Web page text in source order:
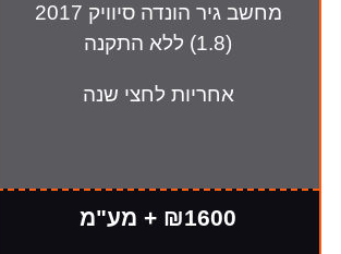
מחשב גיר הונדה סיוויק 2017
(1.8) ללא התקנה
אחריות לחצי שנה
₪1600 + מע"מ